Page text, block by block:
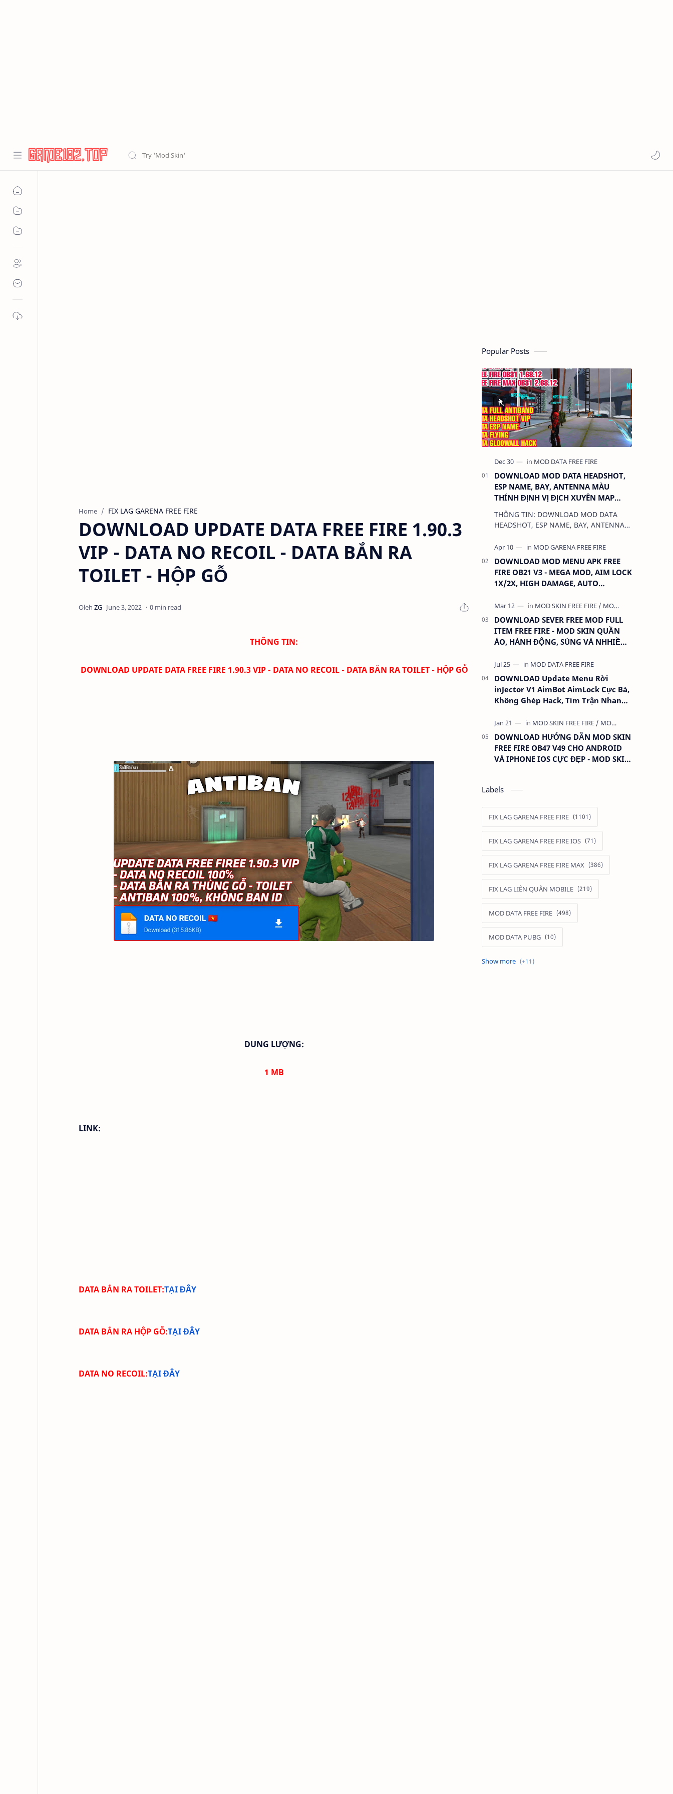
Home FIX LAG GARENA FREE FIRE
DOWNLOAD UPDATE DATA FREE FIRE 1.90.3
VIP - DATA NO RECOIL - DATA BẮN RA
TOILET - HỘP GỖ
0 min read
THÔNG TIN:
DOWNLOAD UPDATE DATA FREE FIRE 1.90.3 VIP - DATA NO RECOIL - DATA BẮN RA TOILET - HỘP GỖ
DUNG LƯỢNG:
1 MB
LINK:
DATA BẮN RA TOILET:TẠI ĐÂY
DATA BẮN RA HỘP GỖ:TẠI ĐÂY
DATA NO RECOIL:TẠI ĐÂY
Popular Posts
DOWNLOAD MOD DATA HEADSHOT,
ESP NAME, BAY, ANTENNA MÀU
THÍNH ĐỊNH VỊ ĐỊCH XUYÊN MAP
CHO FREE FIRE OB31 1.68.12/2.68.12
MỚI NHẤT - KHÔNG KHÓA NICK
THÔNG TIN: DOWNLOAD MOD DATA
HEADSHOT, ESP NAME, BAY, ANTENNA
CHO FREE FIRE OB31 1.68.12/2.68.12
MỚI NHẤT - KHÔN…
DOWNLOAD MOD MENU APK FREE
FIRE OB21 V3 - MEGA MOD, AIM LOCK
1X/2X, HIGH DAMAGE, AUTO
DOWNLOAD SEVER FREE MOD FULL
ITEM FREE FIRE - MOD SKIN QUẦN
ÁO, HÀNH ĐỘNG, SÚNG VÀ NHHIỀU
DOWNLOAD Update Menu Rời
inJector V1 AimBot AimLock Cực Bá,
Không Ghép Hack, Tìm Trận Nhanh,
DOWNLOAD HƯỚNG DẪN MOD SKIN
FREE FIRE OB47 V49 CHO ANDROID
VÀ IPHONE IOS CỰC ĐẸP - MOD SKIN
Labels
FIX LAG GARENA FREE FIRE
FIX LAG GARENA FREE FIRE IOS
FIX LAG GARENA FREE FIRE MAX
FIX LAG LIÊN QUÂN MOBILE
MOD DATA FREE FIRE
MOD DATA PUBG
MOD FREE FIRE